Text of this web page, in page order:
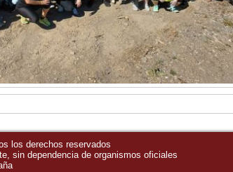
los derechos reservados
sin dependencia de organismos oficiales